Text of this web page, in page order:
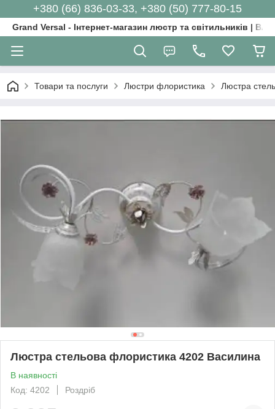
+380 (66) 836-03-33, +380 (50) 777-80-15
Grand Versal - Інтернет-магазин люстр та світильників |
Товари та послуги Люстри флористика Люстра
Люстра стельова флористика 4202 Василина
В наявності
Код: 4202
Роздріб